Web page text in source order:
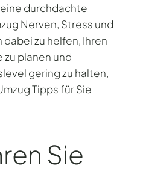
durchdachte
Nerven, Stress und
dabei zu helfen, Ihren
zu planen und
gering zu halten,
Tipps für Sie
Sie